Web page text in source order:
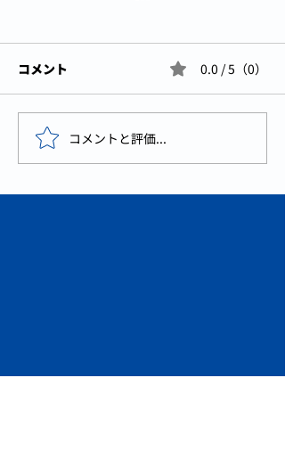
【お知らせ】アビココの
会社電話番号が開通しま
した！
コメント 0.0 / 5（0）
コメントと評価...